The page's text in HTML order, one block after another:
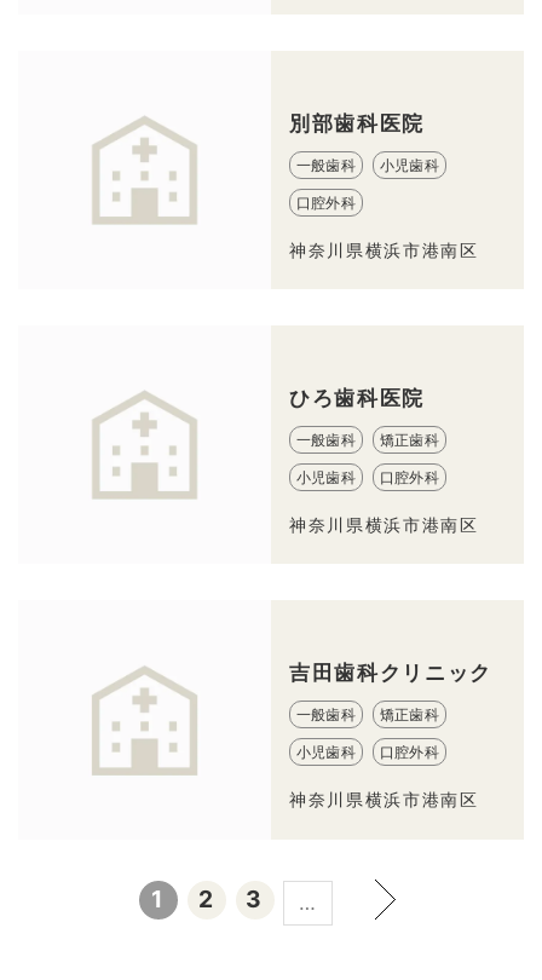
別部歯科医院
一般歯科 小児歯科
口腔外科
神奈川県横浜市港南区
ひろ歯科医院
一般歯科 矯正歯科
小児歯科 口腔外科
神奈川県横浜市港南区
吉田歯科クリニック
一般歯科 矯正歯科
小児歯科 口腔外科
神奈川県横浜市港南区
1 2 3 …